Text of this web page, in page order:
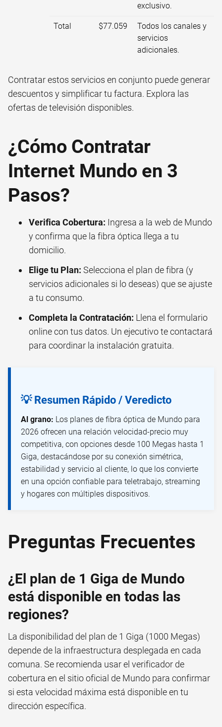
exclusivo.
Total $77.059
Todos los canales y
servicios
adicionales.
Contratar estos servicios en conjunto puede generar
descuentos y simplificar tu factura. Explora las
ofertas de televisión disponibles.
¿Cómo Contratar
Internet Mundo en 3
Pasos?
Verifica Cobertura: Ingresa a la web de Mundo
y confirma que la fibra óptica llega a tu
domicilio.
Elige tu Plan: Selecciona el plan de fibra (y
servicios adicionales si lo deseas) que se ajuste
a tu consumo.
Completa la Contratación: Llena el formulario
online con tus datos. Un ejecutivo te contactará
para coordinar la instalación gratuita.
💡 Resumen Rápido / Veredicto
Al grano: Los planes de fibra óptica de Mundo para
2026 ofrecen una relación velocidad-precio muy
competitiva, con opciones desde 100 Megas hasta 1
Giga, destacándose por su conexión simétrica,
estabilidad y servicio al cliente, lo que los convierte
en una opción confiable para teletrabajo, streaming
y hogares con múltiples dispositivos.
Preguntas Frecuentes
¿El plan de 1 Giga de Mundo
está disponible en todas las
regiones?
La disponibilidad del plan de 1 Giga (1000 Megas)
depende de la infraestructura desplegada en cada
comuna. Se recomienda usar el verificador de
cobertura en el sitio oficial de Mundo para confirmar
si esta velocidad máxima está disponible en tu
dirección específica.